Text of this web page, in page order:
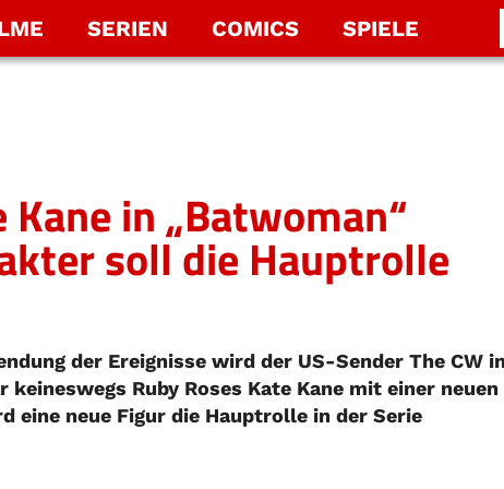
SERIEN COMICS SPIELE
in „Batwoman“
soll die Hauptrolle
der Ereignisse wird der US-Sender The CW
Ruby Roses Kate Kane mit einer neuen
neue Figur die Hauptrolle in der Serie